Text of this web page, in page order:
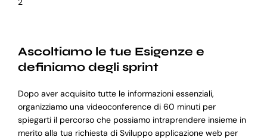
Ascoltiamo le tue Esigenze e
definiamo degli sprint
Dopo aver acquisito tutte le informazioni essenziali,
organizziamo una videoconference di 60 minuti per
spiegarti il percorso che possiamo intraprendere insieme in
merito alla tua richiesta di Sviluppo applicazione web per